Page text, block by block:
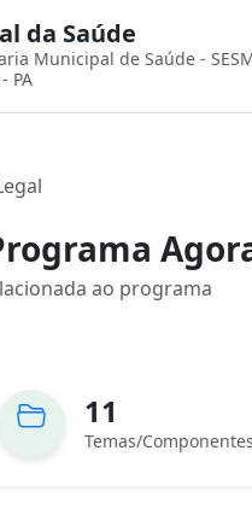
da Saúde
Municipal de Saúde -
PA
ao programa
11
Temas/Componentes